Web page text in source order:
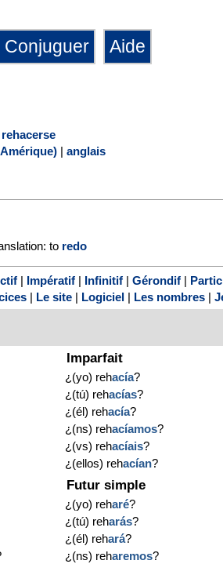
rehacerse
| anglais
to redo
| Impératif| Infinitif| Gérondif|
Le site Logiciel Les nombres
Imparfait
¿(yo) rehacía?
¿(tú) rehacías?
¿(él) rehacía?
¿(ns) rehacíamos?
¿(vs) rehacíais?
¿(ellos) rehacían?
Futur simple
¿(yo) reharé?
¿(tú) reharás?
¿(él) rehará?
¿(ns) reharemos?